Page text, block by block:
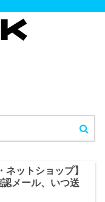
ネットショップ】
メール、いつ送